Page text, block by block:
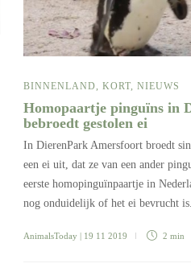
BINNENLAND KORT NIEUWS
Homopaartje pinguïns in
bebroedt gestolen ei
In DierenPark Amersfoort broedt
een ei uit, dat ze van een ander
eerste homopinguïnpaartje in
nog onduidelijk of het ei bevrucht
AnimalsToday | 19 11 2019 2 min